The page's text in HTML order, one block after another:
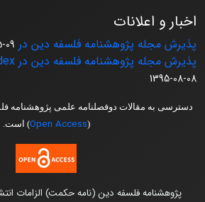
اخبار و اعلانات
پذیرش مجله پژوهشنامه فلسفه دین در philpapers 09
پذیرش مجله پژوهشنامه فلسفه دین در Philosopher's Index
1395-08-08
دسترسی به مقالات دوفصلنامه علمی پژوهشنامه
(
Open Access) است.
پژوهشنامه فلسفه دین (نامه حکمت) الزامات